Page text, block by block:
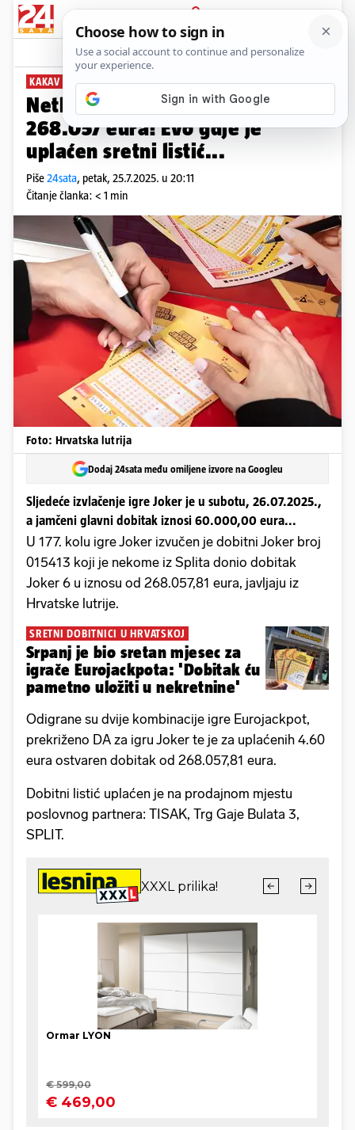
PRIJAVA
News Komentari
KAKAV SRETNIK
Netko je u Hrvatskoj osvojio
268.057 eura! Evo gdje je
uplaćen sretni listić...
Piše24sata, petak, 25.7.2025. u 20:11
Čitanje članka: < 1 min
Foto: Hrvatska lutrija
Dodaj 24sata među omiljene izvore na Googleu
Sljedeće izvlačenje igre Joker je u subotu, 26.07.2025.,
a jamčeni glavni dobitak iznosi 60.000,00 eura...
U 177. kolu igre Joker izvučen je dobitni Joker broj
015413 koji je nekome iz Splita donio dobitak
Joker 6 u iznosu od 268.057,81 eura, javljaju iz
Hrvatske lutrije.
SRETNI DOBITNICI U HRVATSKOJ
Srpanj je bio sretan mjesec za
igrače Eurojackpota: 'Dobitak ću
pametno uložiti u nekretnine'
Odigrane su dvije kombinacije igre Eurojackpot,
prekriženo DA za igru Joker te je za uplaćenih 4.60
eura ostvaren dobitak od 268.057,81 eura.
Dobitni listić uplaćen je na prodajnom mjestu
poslovnog partnera: TISAK, Trg Gaje Bulata 3,
SPLIT.